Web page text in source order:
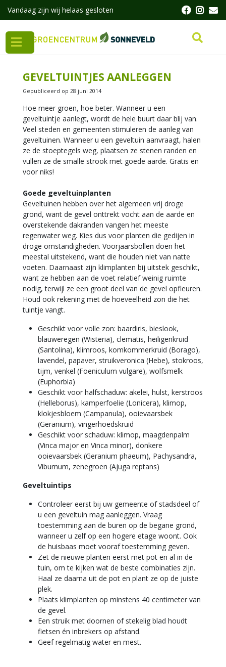
Vandaag zijn wij helaas gesloten
GEVELTUINTJES AANLEGGEN
Gepubliceerd op 28 juni 2014
Hoe meer groen, hoe beter. Wanneer u een
geveltuintje aanlegt, wordt de hele buurt daar blij van.
Veel steden en gemeenten stimuleren de aanleg van
geveltuinen. Wanneer u een geveltuin aanvraagt, halen
ze de stoeptegels weg, plaatsen ze stenen randen en
vullen ze de smalle strook met goede aarde. Gratis en
voor niks!
Goede geveltuinplanten
Geveltuinen hebben over het algemeen vrij droge
grond, want de gevel onttrekt vocht aan de aarde en
overstekende dakranden vangen het meeste
regenwater weg. Kies dus voor planten die gedijen in
droge omstandigheden. Voorjaarsbollen doen het
meestal uitstekend, want die houden niet van natte
voeten. Daarnaast zijn klimplanten bij uitstek geschikt,
want ze hebben aan de voet relatief weinig ruimte
nodig, terwijl ze een groot deel van de gevel opfleuren.
Houd ook rekening met de hoeveelheid zon die het
tuintje vangt.
Geschikt voor volle zon: baardiris, bieslook,
blauweregen (Wisteria), clematis, heiligenkruid
(Santolina), klimroos, komkommerkruid (Borago),
lavendel, papaver, struikveronica (Hebe), stokroos,
tijm, venkel (Foeniculum vulgare), wolfsmelk
(Euphorbia)
Geschikt voor halfschaduw: akelei, hulst, kerstroos
(Helleborus), kamperfoelie (Lonicera), klimop,
klokjesbloem (Campanula), ooievaarsbek
(Geranium), vingerhoedskruid
Geschikt voor schaduw: klimop, maagdenpalm
(Vinca major en Vinca minor), donkere
ooievaarsbek (Geranium phaeum), Pachysandra,
Viburnum, zenegroen (Ajuga reptans)
Geveltuintips
Controleer eerst bij uw gemeente of stadsdeel of
u een geveltuin mag aanleggen. Vraag
toestemming aan de buren op de begane grond,
wanneer u zelf op een hogere etage woont. Ook
de huisbaas moet vooraf toestemming geven.
Zet de nieuwe planten eerst met pot en al in de
tuin, om te kijken wat de beste combinaties zijn.
Haal ze daarna uit de pot en plant ze op de juiste
plek.
Plaats klimplanten op minstens 40 centimeter van
de gevel.
Een struik met doornen of stekelig blad houdt
fietsen én inbrekers op afstand.
Geef regelmatig water en mest.